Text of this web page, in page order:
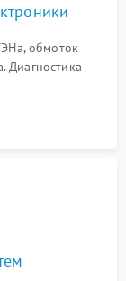
обмоток
Диагностика
мутности,
управления.